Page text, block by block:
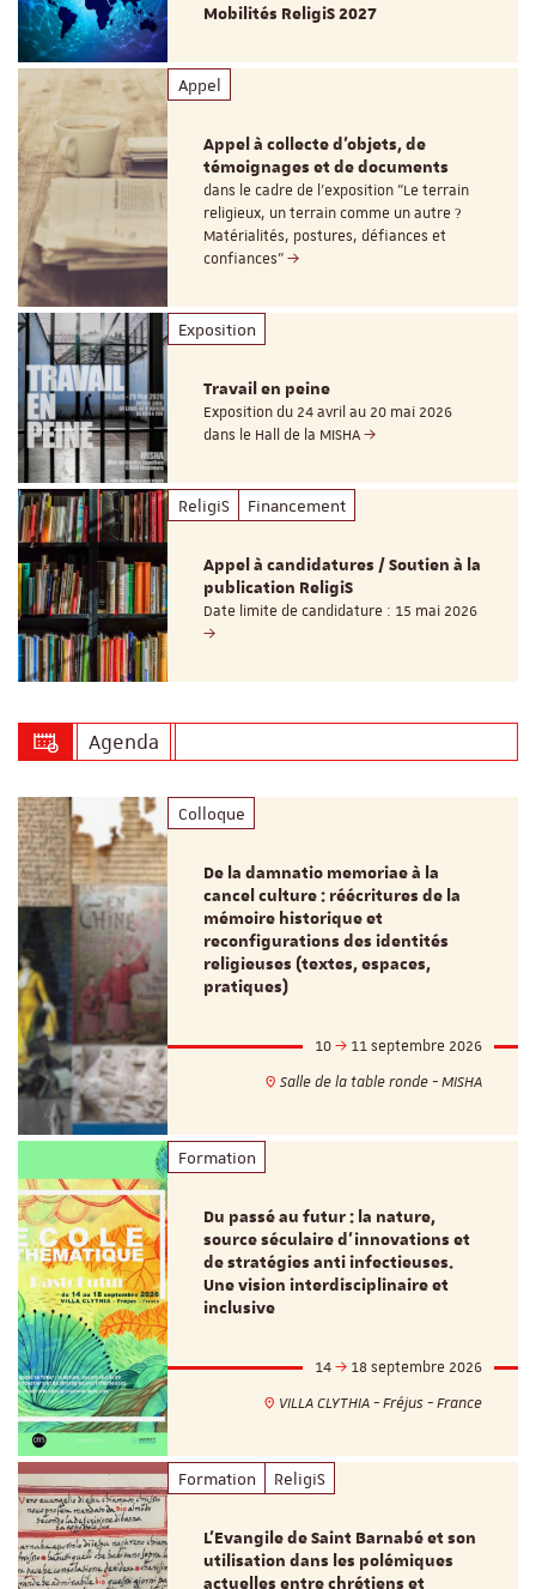
Mobilités ReligiS 2027
Appel
Appel à collecte d'objets, de
témoignages et de documents
dans le cadre de l'exposition "Le terrain
religieux, un terrain comme un autre ?
Matérialités, postures, défiances et
confiances"
Exposition
Travail en peine
Exposition du 24 avril au 20 mai 2026
dans le Hall de la MISHA
ReligiS Financement
Appel à candidatures / Soutien à la
publication ReligiS
Date limite de candidature : 15 mai 2026
Agenda
Colloque
De la damnatio memoriae à la
cancel culture : réécritures de la
mémoire historique et
reconfigurations des identités
religieuses (textes, espaces,
pratiques)
10
11 septembre 2026
Salle de la table ronde - MISHA
Formation
Du passé au futur : la nature,
source séculaire d’innovations et
de stratégies anti infectieuses.
Une vision interdisciplinaire et
inclusive
14
18 septembre 2026
VILLA CLYTHIA - Fréjus - France
Formation ReligiS
L’Evangile de Saint Barnabé et son
utilisation dans les polémiques
actuelles entre chrétiens et